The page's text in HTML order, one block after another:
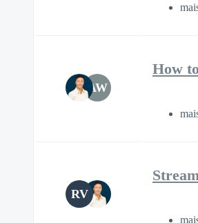
AW
How
RV